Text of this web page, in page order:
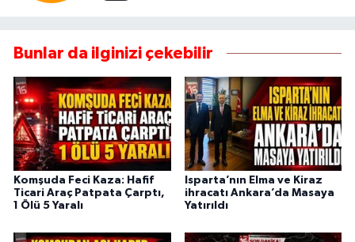
Bunlar da ilginizi çekebilir
Komşuda Feci Kaza: Hafif
Ticari Araç Patpata Çarptı,
1 Ölü 5 Yaralı
Isparta’nın Elma ve Kiraz
ihracatı Ankara’da Masaya
Yatırıldı